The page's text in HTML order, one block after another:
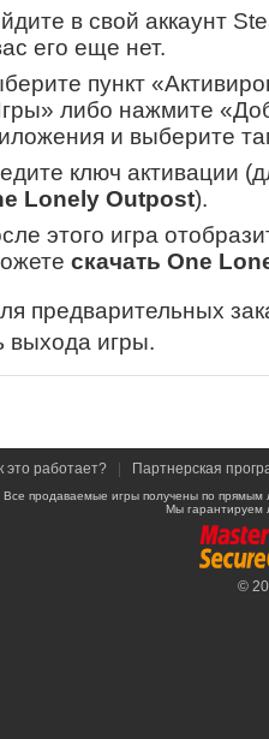
в свой аккаунт
его еще нет.
пункт
либо нажмите
и выберите
ключ активации
Lonely Outpost).
этого игра
скачать One
предварительных
выхода игры.
это работает? Партнерская
Все продаваемые игры получены по
Мы гарантируем
©